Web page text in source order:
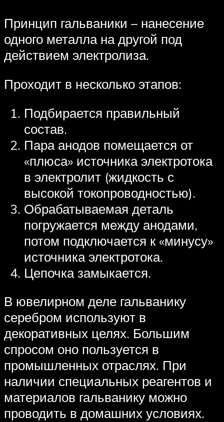
Принцип гальваники – нанесение
одного металла на другой под
действием электролиза.
Проходит в несколько этапов:
Подбирается правильный
состав.
Пара анодов помещается от
«плюса» источника электротока
в электролит (жидкость с
высокой токопроводностью).
Обрабатываемая деталь
погружается между анодами,
потом подключается к «минусу»
источника электротока.
Цепочка замыкается.
В ювелирном деле гальванику
серебром используют в
декоративных целях. Большим
спросом оно пользуется в
промышленных отраслях. При
наличии специальных реагентов и
материалов гальванику можно
проводить в домашних условиях.